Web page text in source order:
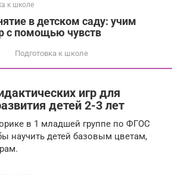
к школе
в детском саду: учим
с помощью чувств
Подготовка к школе
игр для
детей 2-3 лет
в 1 младшей группе по ФГОС
научить детей базовым цветам,